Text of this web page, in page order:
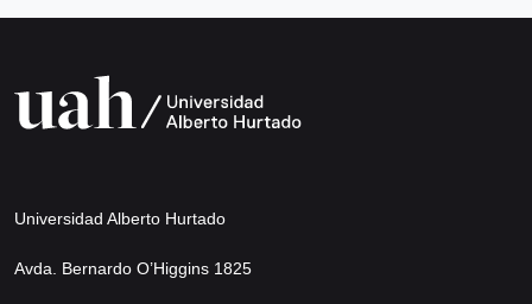
Universidad Alberto Hurtado
Avda. Bernardo O’Higgins 1825